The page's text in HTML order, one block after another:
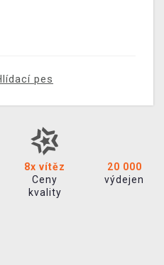
pes
8x vítěz
Ceny
kvality
20 000
výdejen